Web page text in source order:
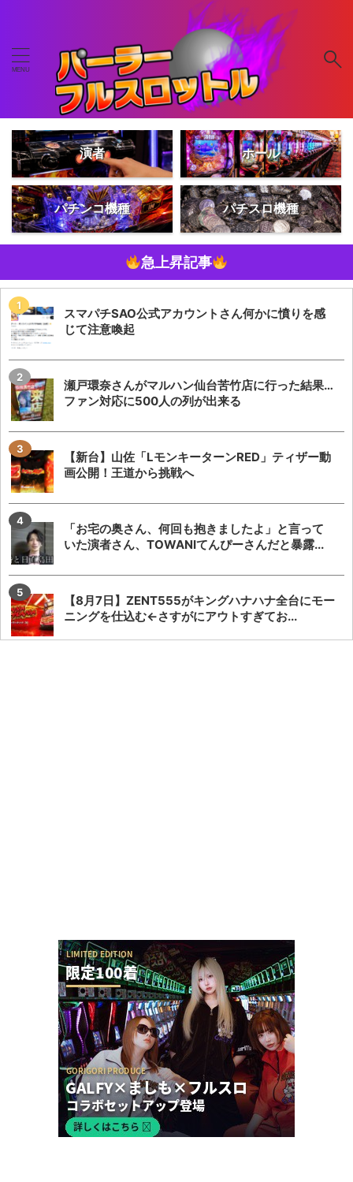
演者 ホール
パチンコ機種 パチスロ機種
急上昇記事
スマパチSAO公式アカウントさん何かに憤りを感
じて注意喚起
瀬戸環奈さんがマルハン仙台苦竹店に行った結果…
ファン対応に500人の列が出来る
【新台】山佐「LモンキーターンRED」ティザー動
画公開！王道から挑戦へ
「お宅の奥さん、何回も抱きましたよ」と言って
いた演者さん、TOWANIてんぴーさんだと暴露...
【8月7日】ZENT555がキングハナハナ全台にモー
ニングを仕込む←さすがにアウトすぎてお...
KEIZ守山店「8月7日重大発表→8月7日店休日」と
いうポストが流行るが…